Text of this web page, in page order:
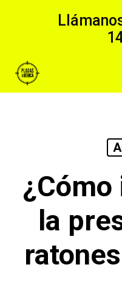
content
la